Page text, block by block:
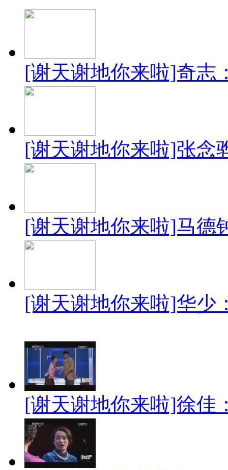
[谢天谢地你来啦]奇志
[谢天谢地你来啦]张念
[谢天谢地你来啦]马德
[谢天谢地你来啦]华少
[谢天谢地你来啦]徐佳